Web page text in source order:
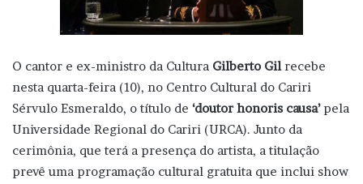
O cantor e ex-ministro da Cultura Gilberto Gilrecebe
nesta quarta-feira (10), no Centro Cultural do Cariri
Sérvulo Esmeraldo, o título de ‘doutor honoris causa’pela
Universidade Regional do Cariri (URCA). Junto da
cerimônia, que terá a presença do artista, a titulação
prevê uma programação cultural gratuita que inclui show